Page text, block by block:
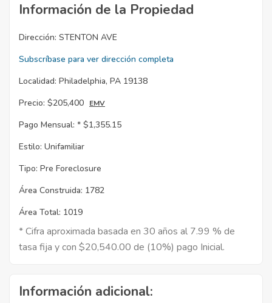
Información de la Propiedad
Dirección: STENTON AVE
Subscríbase para ver dirección completa
Localidad: Philadelphia, PA 19138
Precio: $205,400 EMV
Pago Mensual: * $1,355.15
Estilo: Unifamiliar
Tipo: Pre Foreclosure
Área Construida: 1782
Área Total: 1019
* Cifra aproximada basada en 30 años al 7.99 % de
tasa fija y con $20,540.00 de (10%) pago Inicial.
Información adicional: